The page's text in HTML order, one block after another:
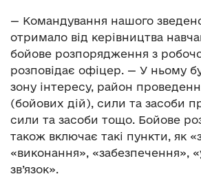
— Командування нашого
отримало від керівництва
бойове розпорядження з
розповідає офіцер. — У ньому
зону інтересу, район
(бойових дій), сили та засоби
сили та засоби тощо. Бойове
також включає такі пункти, як
«виконання», «забезпечення»,
зв’язок».